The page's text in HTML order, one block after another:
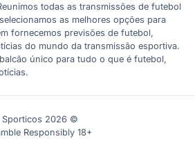
todas as transmissões de futebol
as melhores opções para
fornecemos previsões de futebol,
do mundo da transmissão esportiva.
único para tudo o que é futebol,
Sporticos 2026 ©
Responsibly 18+